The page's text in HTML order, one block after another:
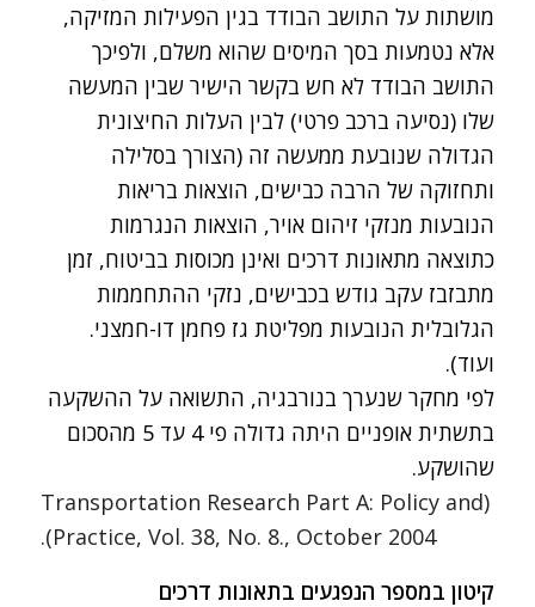
מושתות על התושב הבודד בגין הפעילות המזיקה,
אלא נטמעות בסך המיסים שהוא משלם, ולפיכך
התושב הבודד לא חש בקשר הישיר שבין המעשה
שלו (נסיעה ברכב פרטי) לבין העלות החיצונית
הגדולה שנובעת ממעשה זה (הצורך בסלילה
ותחזוקה של הרבה כבישים, הוצאות בריאות
הנובעות מנזקי זיהום אויר, הוצאות הנגרמות
כתוצאה מתאונות דרכים ואינן מכוסות בביטוח, זמן
מתבזבז עקב גודש בכבישים, נזקי ההתחממות
הגלובלית הנובעות מפליטת גז פחמן דו-חמצני.
ועוד).
לפי מחקר שנערך בנורבגיה, התשואה על ההשקעה
בתשתית אופניים היתה גדולה פי 4 עד 5 מהסכום
שהושקע.
(
Transportation Research Part A: Policy and
Practice, Vol. 38, No. 8., October 2004).
קיטון במספר הנפגעים בתאונות דרכים